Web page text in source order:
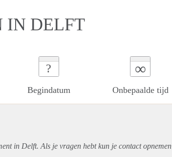
IN DELFT
?
Begindatum
∞
Onbepaalde tijd
in Delft. Als je vragen hebt kun je contact opnemen